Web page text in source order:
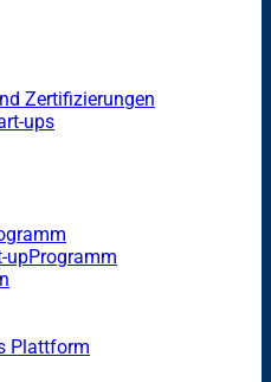
Zertifizierungen
ups
upProgramm
Plattform